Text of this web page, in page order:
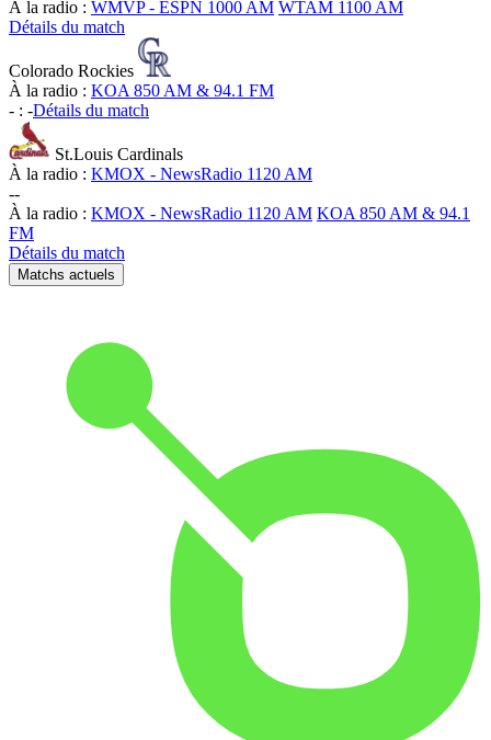
À la radio : WMVP - ESPN 1000 AM WTAM 1100 AM
Détails du match
Colorado Rockies
À la radio : KOA 850 AM & 94.1 FM
- : -Détails du match
St.Louis Cardinals
À la radio : KMOX - NewsRadio 1120 AM
--
À la radio : KMOX - NewsRadio 1120 AM KOA 850 AM & 94.1
FM
Détails du match
Matchs actuels